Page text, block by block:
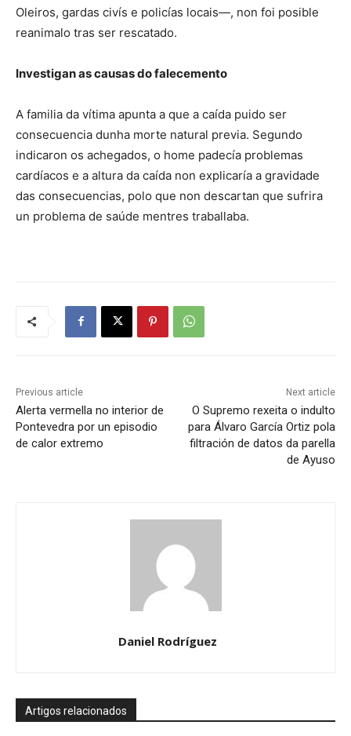
Oleiros, gardas civís e policías locais—, non foi posible
reanimalo tras ser rescatado.
Investigan as causas do falecemento
A familia da vítima apunta a que a caída puido ser
consecuencia dunha morte natural previa. Segundo
indicaron os achegados, o home padecía problemas
cardíacos e a altura da caída non explicaría a gravidade
das consecuencias, polo que non descartan que sufrira
un problema de saúde mentres traballaba.
Previous article
Alerta vermella no interior de
Pontevedra por un episodio
de calor extremo
Next article
O Supremo rexeita o indulto
para Álvaro García Ortiz pola
filtración de datos da parella
de Ayuso
Daniel Rodríguez
Artigos relacionados